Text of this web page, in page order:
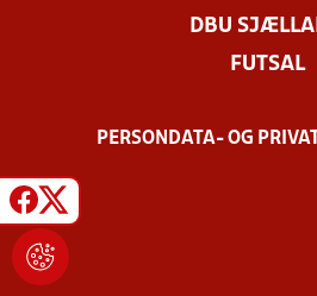
DBU
FUTSAL
PERSONDATA- OG